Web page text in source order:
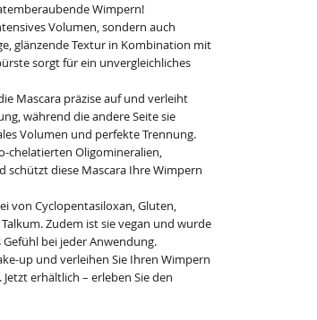
Wimpern!
Volumen, sondern auch
glänzende Textur in Kombination mit
sorgt für ein unvergleichliches
Mascara präzise auf und verleiht
während die andere Seite sie
Volumen und perfekte Trennung.
chelatierten Oligomineralien,
diese Mascara Ihre Wimpern
von Cyclopentasiloxan, Gluten,
Zudem ist sie vegan und wurde
bei jeder Anwendung.
up und verleihen Sie Ihren Wimpern
erhältlich – erleben Sie den